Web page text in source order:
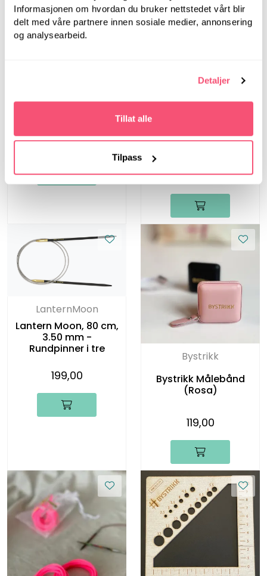
Informasjonen om hvordan du bruker nettstedet vårt blir
delt med våre partnere innen sosiale medier, annonsering
og analysearbeid.
Detaljer
Tillat alle
Tilpass
3.50 mm -
249,00
Lantern Moon, 60 cm,
3.50 mm -
199,00
LanternMoon
Lantern Moon, 80 cm,
3.50 mm -
Rundpinner i tre
199,00
Bystrikk
Bystrikk Målebånd
(Rosa)
119,00